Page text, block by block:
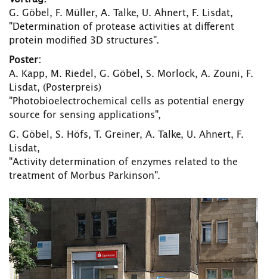
INTERNATIONAL
BESCHÄFTIGTE
TH Online-Portal
G. Göbel, F. Müller, A. Talke, U. Ahnert, F. Lisdat,
"Determination of protease activities at different
protein modified 3D structures".
Poster:
A. Kapp, M. Riedel, G. Göbel, S. Morlock, A. Zouni, F.
Lisdat, (Posterpreis)
"Photobioelectrochemical cells as potential energy
source for sensing applications",
G. Göbel, S. Höfs, T. Greiner, A. Talke, U. Ahnert, F.
Lisdat,
"Activity determination of enzymes related to the
treatment of Morbus Parkinson".